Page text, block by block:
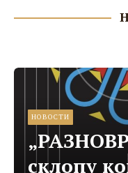
НОВОСТИ
склопу